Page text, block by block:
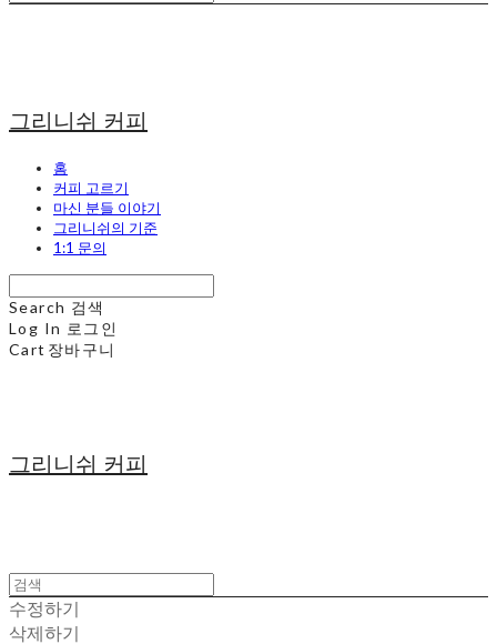
그리니쉬 커피
홈
커피 고르기
마신 분들 이야기
그리니쉬의 기준
1:1 문의
Search 검색
Log In 로그인
Cart 장바구니
그리니쉬 커피
수정하기
삭제하기